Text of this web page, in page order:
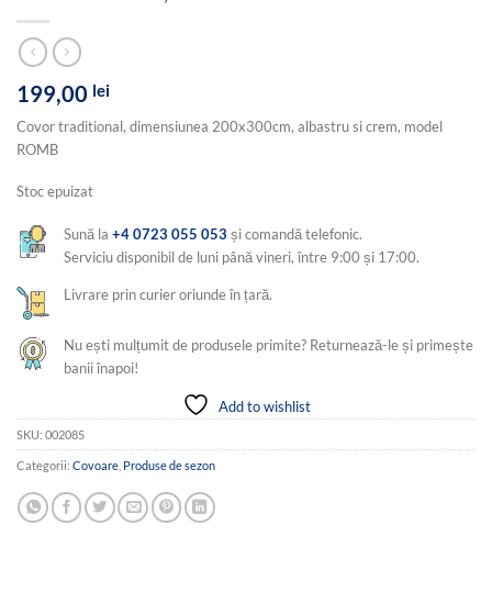
199,00 lei
Covor traditional, dimensiunea 200x300cm, albastru si crem, model
ROMB
Stoc epuizat
Sună la+4 0723 055 053 și comandă telefonic.
Serviciu disponibil de luni până vineri, între 9:00 și 17:00.
Livrare prin curier oriunde în țară.
Nu ești mulțumit de produsele primite? Returnează-le și primește
banii înapoi!
Add to wishlist
SKU: 002085
Categorii: Covoare Produse de sezon